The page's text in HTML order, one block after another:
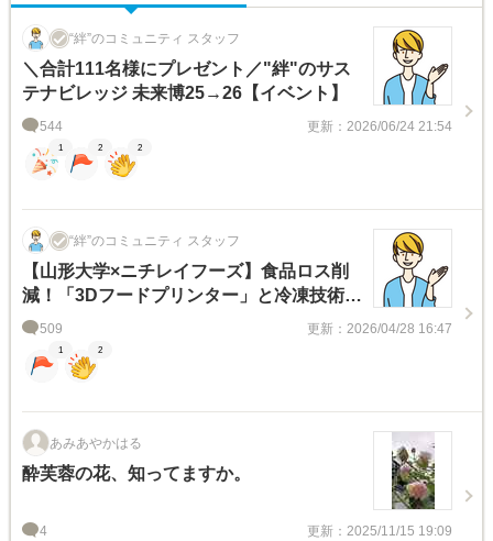
“絆”のコミュニティ スタッフ
＼合計111名様にプレゼント／"絆"のサス
テナビレッジ 未来博25→26【イベント】
544 更新：2026/06/24 21:54
1 2 2
“絆”のコミュニティ スタッフ
【山形大学×ニチレイフーズ】食品ロス削
減！「3Dフードプリンター」と冷凍技術が
つくる未来の「食」とは！？
509 更新：2026/04/28 16:47
1 2
あみあやかはる
酔芙蓉の花、知ってますか。
4 更新：2025/11/15 19:09